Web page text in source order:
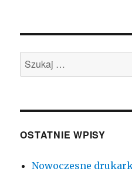
Thermal
w
odsłonie
Szukaj:
OSTATNIE WPISY
Nowoczesne